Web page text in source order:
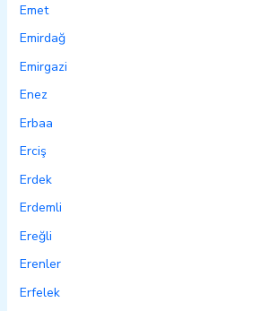
Emet
Emirdağ
Emirgazi
Enez
Erbaa
Erciş
Erdek
Erdemli
Ereğli
Erenler
Erfelek